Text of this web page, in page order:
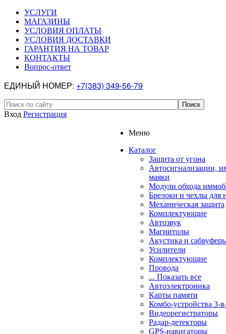
УСЛУГИ
МАГАЗИНЫ
УСЛОВИЯ ОПЛАТЫ
УСЛОВИЯ ДОСТАВКИ
ГАРАНТИЯ НА ТОВАР
КОНТАКТЫ
Вопрос-ответ
ЕДИНЫЙ НОМЕР: +7(383) 349-56-79
Вход Регистрация
Меню
Каталог
Защита от угона
Автосигнализации,
маяки
Модули обхода
Брелоки и чехлы для
Механическая защита
Комплектующие
Автозвук
Магнитолы
Акустика и
Усилители
Комплектующие
Провода
... Показать все
Автоэлектроника
Карты памяти
Комбо-устройства 3-
Видеорегистраторы
Радар-детекторы
GPS-навигаторы